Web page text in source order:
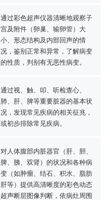
通过彩色超声仪器清晰地观察子
宫及附件（卵巢、输卵管）大
小、形态结构及内部回声的情
况，鉴别正常和异常，了解病变
的性质，判别有无恶性病变。
通过视、触、叩、听检查心、
肺、肝、脾等重要脏器的基本状
况，发现常见疾病的相关征兆，
或初步排除常见疾病。
对人体腹部内脏器官（肝、胆、
脾、胰、双肾）的状况和各种病
变（如肿瘤、结石、积水、脂肪
肝等）提供高清晰度的彩色动态
超声断层图像判断，依病灶周围